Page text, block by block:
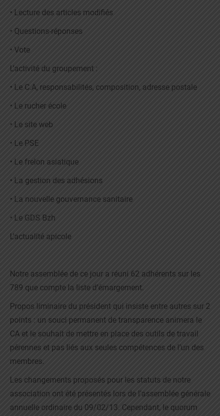
• Lecture des articles modifiés
• Questions-réponses
• Vote
L’activité du groupement :
• Le C.A, responsabilités, composition, adresse postale
• Le rucher école
• Le site web
• Le PSE
• Le frelon asiatique
• La gestion des adhésions
• La nouvelle gouvernance sanitaire
• Le GDS Bzh
L’actualité apicole
Notre assemblée de ce jour a réuni 62 adhérents sur les
789 que compte la liste d’émargement.
Propos liminaire du président qui insiste entre autres sur 2
points : un souci permanent de transparence animera le
CA et le souhait de mettre en place des outils de travail
pérennes et pas liés aux seules compétences de l’un des
membres.
Les changements proposés pour les statuts de notre
association ont été présentés lors de l’assemblée générale
annuelle ordinaire du 09/02/13. Cependant, le quorum